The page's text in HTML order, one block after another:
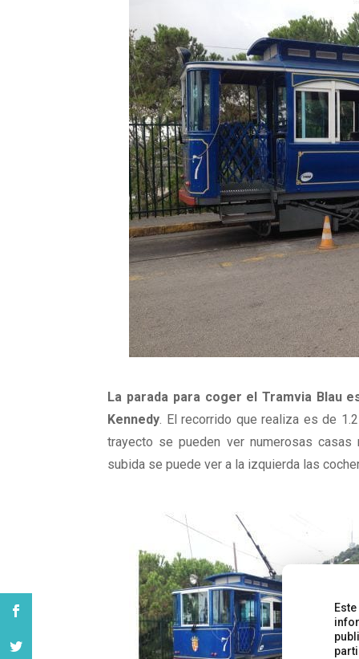
La parada para coger el Tramvia Blau
Kennedy. El recorrido que realiza es de
trayecto se pueden ver numerosas
subida se puede ver a la izquierda las